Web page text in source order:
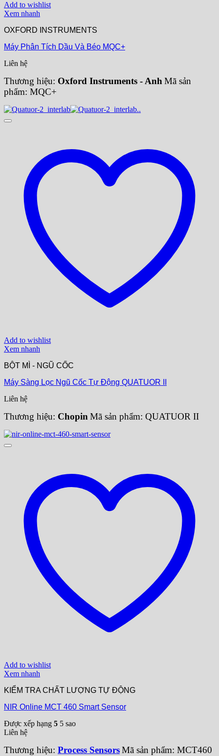
Add to wishlist
Xem nhanh
OXFORD INSTRUMENTS
Máy Phân Tích Dầu Và Béo MQC+
Liên hệ
Thương hiệu: Oxford Instruments - AnhMã sản
phẩm: MQC+
Add to wishlist
Xem nhanh
BỘT MÌ - NGŨ CỐC
Máy Sàng Lọc Ngũ Cốc Tự Động QUATUOR II
Liên hệ
Thương hiệu: ChopinMã sản phẩm: QUATUOR II
Add to wishlist
Xem nhanh
KIỂM TRA CHẤT LƯỢNG TỰ ĐỘNG
NIR Online MCT 460 Smart Sensor
Được xếp hạng 5 5 sao
Liên hệ
Thương hiệu: Process SensorsMã sản phẩm: MCT460